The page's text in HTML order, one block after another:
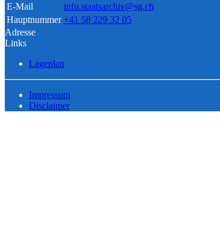
E-Mail
info.staatsarchiv@sg.ch
Hauptnummer +41 58 229 32 05
Adresse
Links
Lageplan
Impressum
Disclaimer